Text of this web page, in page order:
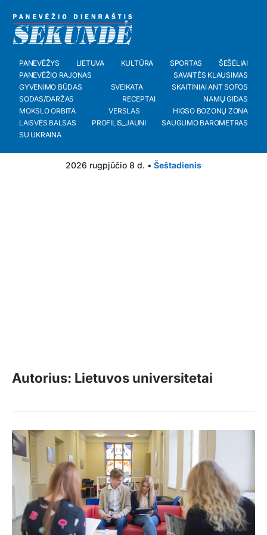
PANEVĖŽYS LIETUVA KULTŪRA SPORTAS
ŠEŠĖLIAI
PANEVĖŽIO RAJONAS
SAVAITĖS KLAUSIMAS
GYVENIMO BŪDAS
SVEIKATA
SKAITINIAI ANT SOFOS
SODAS/DARŽAS
RECEPTAI
NAMŲ GIDAS
MOKSLO ORBITA
VERSLAS
HIGSO BOZONŲ ZONA
LAISVĖS BALSAS
PROFILIS_JAUNI
SAUGUMO BAROMETRAS
SU UKRAINA
2026 rugpjūčio 8 d. • Šeštadienis
Autorius: Lietuvos universitetai